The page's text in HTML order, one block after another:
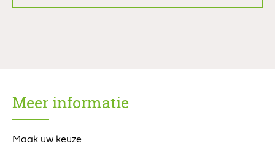
Meer informatie
Maak uw keuze